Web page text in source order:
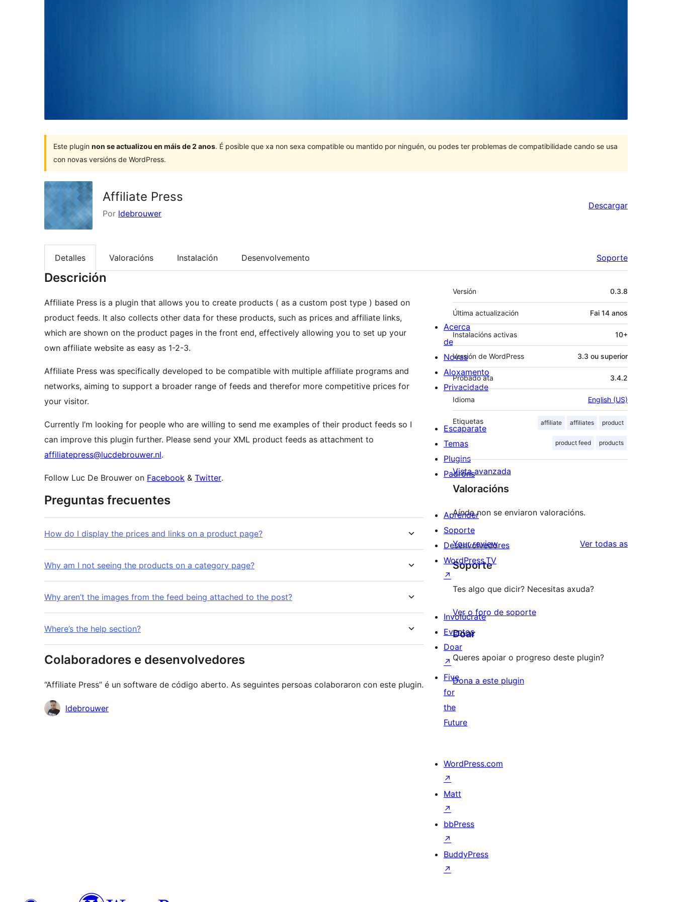
Este plugin non se actualizou en máis de 2 anos. É posible que xa non sexa compatible ou mantido por ninguén, ou podes ter problemas de compatibilidade cando se usa
con novas versións de WordPress.
Affiliate Press
Por ldebrouwer
Descargar
Detalles Valoracións Instalación Desenvolvemento Soporte
Descrición
Affiliate Press is a plugin that allows you to create products ( as a custom post type ) based on
product feeds. It also collects other data for these products, such as prices and affiliate links,
which are shown on the product pages in the front end, effectively allowing you to set up your
own affiliate website as easy as 1-2-3.
Affiliate Press was specifically developed to be compatible with multiple affiliate programs and
networks, aiming to support a broader range of feeds and therefor more competitive prices for
your visitor.
Currently I’m looking for people who are willing to send me examples of their product feeds so I
can improve this plugin further. Please send your XML product feeds as attachment to
affiliatepress@lucdebrouwer.nl.
Follow Luc De Brouwer on Facebook & Twitter.
Preguntas frecuentes
How do I display the prices and links on a product page?
Why am I not seeing the products on a category page?
Why aren’t the images from the feed being attached to the post?
Where’s the help section?
Colaboradores e desenvolvedores
“Affiliate Press” é un software de código aberto. As seguintes persoas colaboraron con este plugin.
Colaboradores
ldebrouwer
Meta
Versión 0.3.8
Última actualización Fai 14 anos
Instalacións activas 10+
Versión de WordPress 3.3 ou superior
Probado ata 3.4.2
Idioma English (US)
Etiquetas affiliate affiliates product
product feed products
Vista avanzada
Valoracións
Aínda non se enviaron valoracións.
Your review Ver todas asvaloracións
Soporte
Tes algo que dicir? Necesitas axuda?
Ver o foro de soporte
Doar
Queres apoiar o progreso deste plugin?
Dona a este plugin
Acerca
de
Novas
Aloxamento
Privacidade
Escaparate
Temas
Plugins
Padróns
Aprender
Soporte
Desenvolvedores
WordPress.TV
↗
Involúcrate
Eventos
Doar
↗
Five
for
the
Future
WordPress.com
↗
Matt
↗
bbPress
↗
BuddyPress
↗